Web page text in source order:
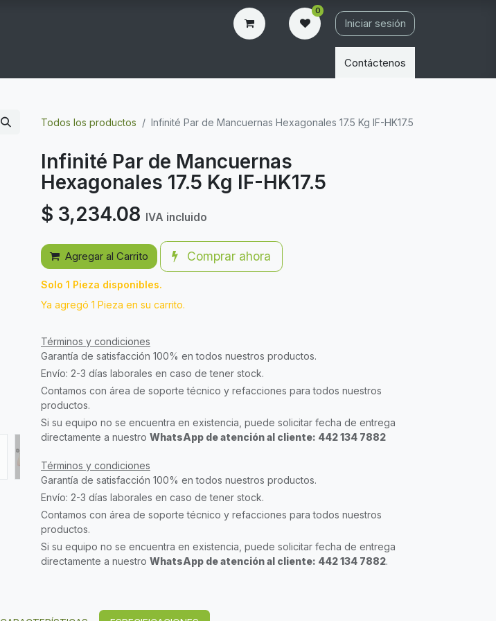
0
Iniciar sesión
Contáctenos
Todos los productos Infinité Par de Mancuernas Hexagonales 17.5 Kg IF-HK17.5
Infinité Par de Mancuernas
Hexagonales 17.5 Kg IF-HK17.5
$ 3,234.08 IVA incluido
Agregar al Carrito Comprar ahora
Solo 1 Pieza disponibles.
Ya agregó 1 Pieza en su carrito.
Términos y condiciones
Garantía de satisfacción 100% en todos nuestros productos.
Envío: 2-3 días laborales en caso de tener stock.
Contamos con área de soporte técnico y refacciones para todos nuestros
productos.
Si su equipo no se encuentra en existencia, puede solicitar fecha de entrega
directamente a nuestro WhatsApp de atención al cliente: 442 134 7882
Términos y condiciones
Garantía de satisfacción 100% en todos nuestros productos.
Envío: 2-3 días laborales en caso de tener stock.
Contamos con área de soporte técnico y refacciones para todos nuestros
productos.
Si su equipo no se encuentra en existencia, puede solicitar fecha de entrega
directamente a nuestro WhatsApp de atención al cliente: 442 134 7882.